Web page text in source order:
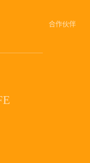
合作伙伴